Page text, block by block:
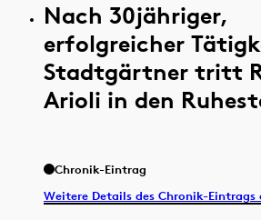
Nach 30jähriger,
erfolgreicher
Stadtgärtner tritt
Arioli in den
Chronik-Eintrag
Weitere Details des Chronik-Eintrags